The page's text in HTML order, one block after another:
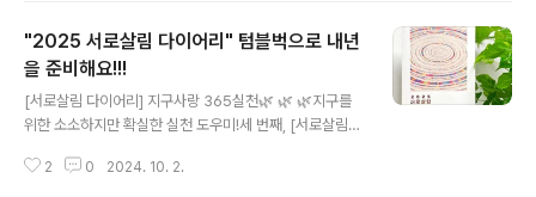
상 기록으로 뇌 건강과 마음의 평화 증진🌾 특별 혜택!옆의
사진과 같이일상이나 계절에 말 걸기 하는 기록을 하며,연
10회 온·오프라인 모임에서 나눔하실 분에게1권을 선물합
니다!(단, 텀블벅 펀딩 성공 시 선착순 10명) 🌾 함께 구매
하여, 묵상하고 실천하며 기록하는 공동체를 만들어보
세요! 2025년, 하나님의 창조 세계 회복을 위해 ..
"2025 서로살림 다이어리" 텀블벅으로 내년
을 준비해요!!!
[서로살림 다이어리] 지구사랑 365실천🌿 🌿 🌿지구를
위한 소소하지만 확실한 실천 도우미!세 번째, [서로살림
어리'와 함께건강한 지구를 위한 소.확.실.을 시작해보시는
2 0 2024. 10. 2.